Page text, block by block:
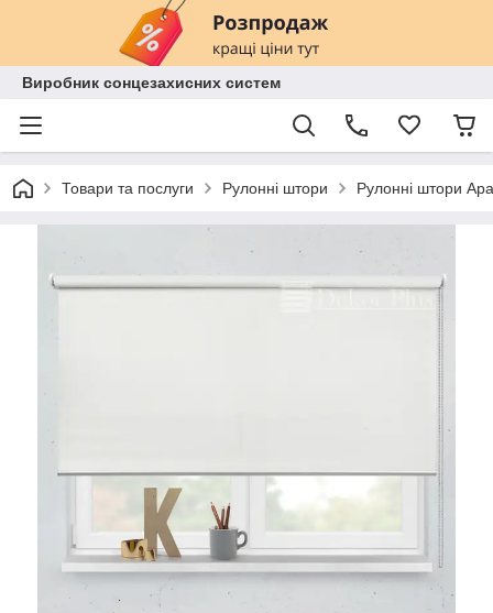
Виробник сонцезахисних систем
Товари та послуги Рулонні штори Рулонні штори